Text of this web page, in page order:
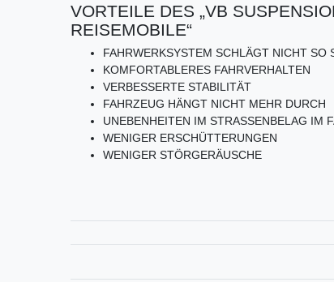
VORTEILE DES „VB
REISEMOBILE“
FAHRWERKSYSTEM SCHLÄGT NICHT SO
KOMFORTABLERES FAHRVERHALTEN
VERBESSERTE STABILITÄT
FAHRZEUG HÄNGT NICHT MEHR DURCH
UNEBENHEITEN IM STRASSENBELAG IM
WENIGER ERSCHÜTTERUNGEN
WENIGER STÖRGERÄUSCHE